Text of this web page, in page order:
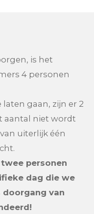
is het
4 personen
gaan, zijn er 2
aantal niet wordt
uiterlijk één
personen
dag die we
doorgang van